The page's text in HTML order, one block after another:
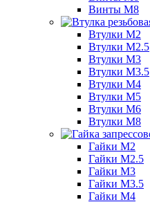
Винты М8
Втулки М2
Втулки М2.5
Втулки М3
Втулки М3.5
Втулки М4
Втулки М5
Втулки М6
Втулки М8
Гайки М2
Гайки М2.5
Гайки М3
Гайки М3.5
Гайки М4